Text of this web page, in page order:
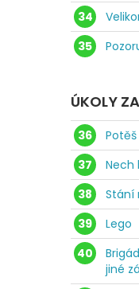
34
35
ÚKOLY
36
37
Nech
38
Stání
39
Lego
40
jiné